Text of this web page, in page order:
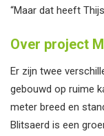
“Maar dat heeft
Over project
Er zijn twee
gebouwd op ruime
meter breed en
Blitsaerd is een